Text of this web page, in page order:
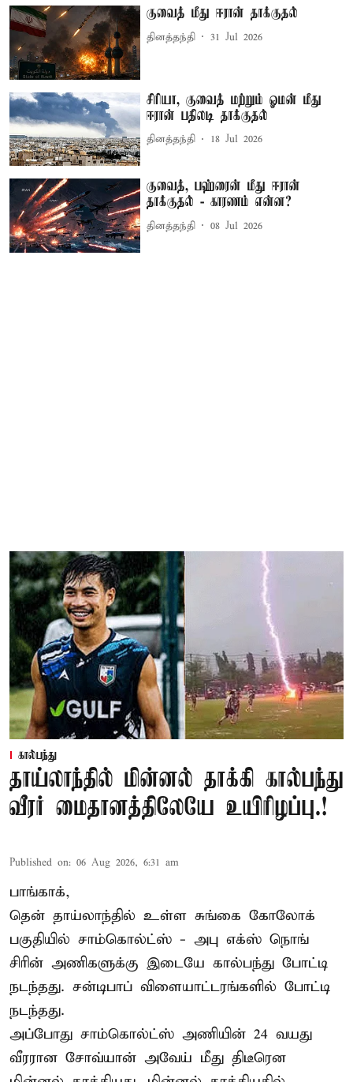
குவைத் மீது ஈரான் தாக்குதல்
தினத்தந்தி 31 Jul 2026
சிரியா, குவைத் மற்றும் ஓமன் மீது
ஈரான் பதிலடி தாக்குதல்
தினத்தந்தி 18 Jul 2026
குவைத், பஹ்ரைன் மீது ஈரான்
தாக்குதல் - காரணம் என்ன?
தினத்தந்தி 08 Jul 2026
கால்பந்து
தாய்லாந்தில் மின்னல் தாக்கி கால்பந்து
வீரர் மைதானத்திலேயே உயிரிழப்பு.!
Published on: 06 Aug 2026, 6:31 am
பாங்காக்,
தென் தாய்லாந்தில் உள்ள சுங்கை கோலோக்
பகுதியில் சாம்கொல்ட்ஸ் - அபு எக்ஸ் நொங்
சிரின் அணிகளுக்கு இடையே கால்பந்து போட்டி
நடந்தது. சன்டிபாப் விளையாட்டரங்களில் போட்டி
நடந்தது.
அப்போது சாம்கொல்ட்ஸ் அணியின் 24 வயது
வீரரான சோவ்யான் அவேய் மீது திடீரென